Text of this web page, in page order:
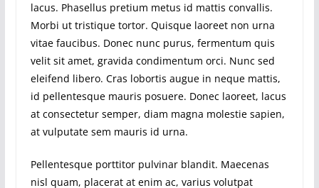
lacus. Phasellus pretium metus id mattis convallis.
Morbi ut tristique tortor. Quisque laoreet non urna
vitae faucibus. Donec nunc purus, fermentum quis
velit sit amet, gravida condimentum orci. Nunc sed
eleifend libero. Cras lobortis augue in neque mattis,
id pellentesque mauris posuere. Donec laoreet, lacus
at consectetur semper, diam magna molestie sapien,
at vulputate sem mauris id urna.
Pellentesque porttitor pulvinar blandit. Maecenas
nisl quam, placerat at enim ac, varius volutpat